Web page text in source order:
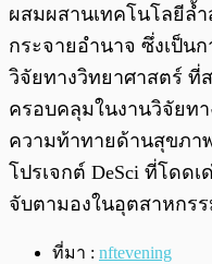
ผสมผสานเทคโนโลยีล้
กระจายอำนาจ ซึ่งเป็น
วิจัยทางวิทยาศาสตร์ ที่
ครอบคลุมในงานวิจัยท
ความท้าทายด้านสุขภาพ
โปรเจกต์ DeSci ที่โดด
จับตามองในอุตสาหกรร
ที่มา : nftevening